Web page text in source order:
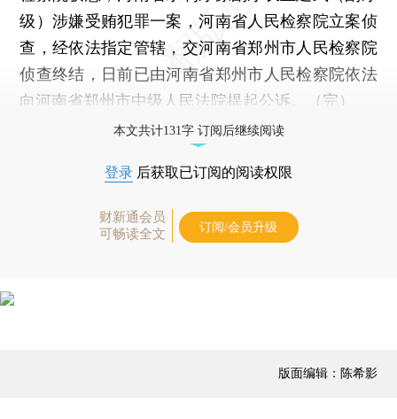
级）涉嫌受贿犯罪一案，河南省人民检察院立案侦
查，经依法指定管辖，交河南省郑州市人民检察院
侦查终结，日前已由河南省郑州市人民检察院依法
向河南省郑州市中级人民法院提起公诉。（完）
本文共计131字 订阅后继续阅读
登录 后获取已订阅的阅读权限
财新通会员
可畅读全文
订阅/会员升级
版面编辑：陈希影